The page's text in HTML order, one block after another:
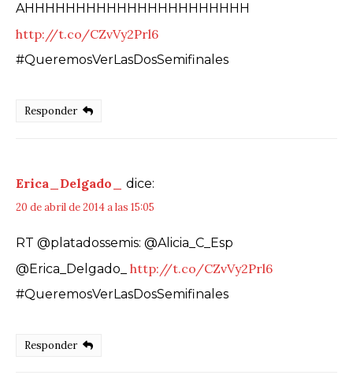
AHHHHHHHHHHHHHHHHHHHHHH
http://t.co/CZvVy2Prl6
#QueremosVerLasDosSemifinales
Responder
Erica_Delgado_ dice:
20 de abril de 2014 a las 15:05
RT @platadossemis: @Alicia_C_Esp
@Erica_Delgado_ http://t.co/CZvVy2Prl6
#QueremosVerLasDosSemifinales
Responder